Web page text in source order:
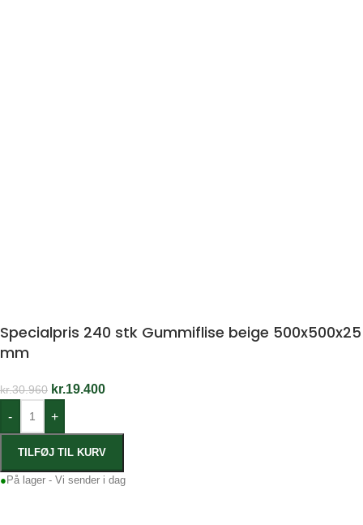
Specialpris 240 stk Gummiflise beige 500x500x25
mm
kr.30.960 kr.19.400
-
+
TILFØJ TIL KURV
● På lager - Vi sender i dag